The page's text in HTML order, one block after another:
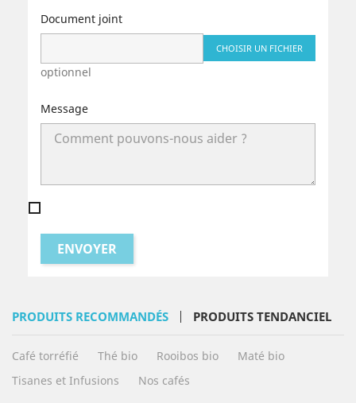
Document joint
CHOISIR UN FICHIER
optionnel
Message
PRODUITS RECOMMANDÉS PRODUITS TENDANCIEL
Café torréfié Thé bio Rooibos bio
Maté bio
Tisanes et Infusions
Nos cafés